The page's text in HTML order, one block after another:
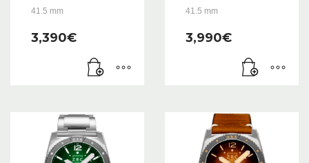
41.5 mm
3,390€
41.5 mm
3,990€